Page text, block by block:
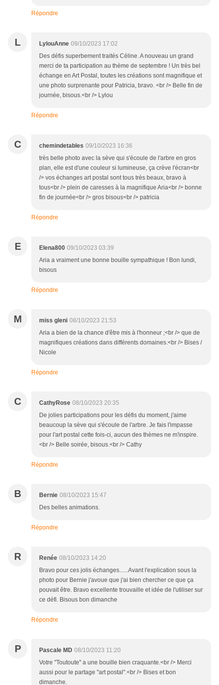
Répondre
L LylouAnne 09/10/2023 17:02
Des défis superbement traités Céline. A nouveau un grand
merci de ta participation au thème de septembre ! Un très bel
échange en Art Postal, toutes les créations sont magnifique et
une photo surprenante pour Patricia, bravo. <br /> Belle fin de
journée, bisous.<br /> Lylou
Répondre
C chemindetables 09/10/2023 16:36
très belle photo avec la sève qui s'écoule de l'arbre en gros
plan, elle est d'une couleur si lumineuse, ça crève l'écran<br
/> vos échanges art postal sont tous très beaux, bravo à
tous<br /> plein de caresses à la magnifique Aria<br /> bonne
fin de journée<br /> gros bisous<br /> patricia
Répondre
E Elena800 09/10/2023 03:39
Aria a vraiment une bonne bouille sympathique ! Bon lundi,
bisous
Répondre
M miss gleni 08/10/2023 21:53
Aria a bien de la chance d'être mis à l'honneur ;<br /> que de
magnifiques créations dans différents domaines.<br /> Bises /
Nicole
Répondre
C CathyRose 08/10/2023 20:35
De jolies participations pour les défis du moment, j'aime
beaucoup la sève qui s'écoule de l'arbre. Je fais l'impasse
pour l'art postal cette fois-ci, aucun des thèmes ne m'inspire.
<br /> Belle soirée, bisous.<br /> Cathy
Répondre
B Bernie 08/10/2023 15:47
Des belles animations.
Répondre
R Renée 08/10/2023 14:20
Bravo pour ces jolis échanges......Avant l'explication sous la
photo pour Bernie j'avoue que j'ai bien chercher ce que ça
pouvait être. Bravo excellente trouvaille et idée de l'utiliser sur
ce défi. Bisous bon dimanche
Répondre
P Pascale MD 08/10/2023 11:20
Votre "Toutoute" a une bouille bien craquante.<br /> Merci
aussi pour le partage "art postal".<br /> Bises et bon
dimanche.